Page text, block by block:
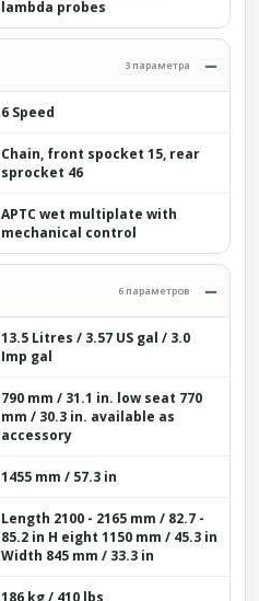
lambda probes
3 параметра
6 Speed
Chain, front spocket 15, rear
sprocket 46
APTC wet multiplate with
mechanical control
6 параметров
13.5 Litres / 3.57 US gal / 3.0
Imp gal
790 mm / 31.1 in. low seat 770
mm / 30.3 in. available as
accessory
1455 mm / 57.3 in
Length 2100 - 2165 mm / 82.7 -
85.2 in H eight 1150 mm / 45.3 in
Width 845 mm / 33.3 in
186 kg / 410 lbs